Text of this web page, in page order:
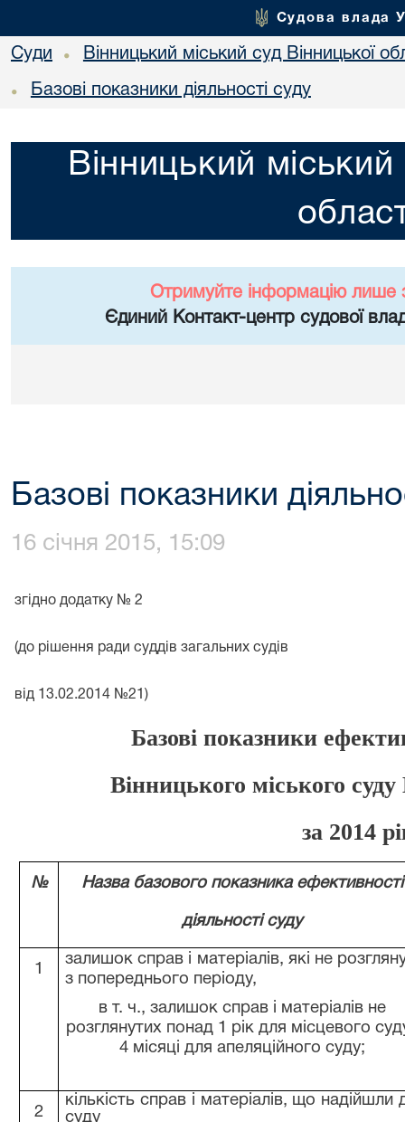
Судова влада
Суди • Вінницький міський суд Вінницької
• Базові показники діяльності суду
Вінницький міський
Отримуйте інформацію лише
Єдиний Контакт-центр судової
Базові показники
16 січня 2015, 15:09
згідно додатку № 2
(до рішення ради суддів загальних судів
від 13.02.2014 №21)
Базові показники
Вінницького міського суду
за 2014
№ Назва базового показника ефективності
діяльності суду
1
залишок справ і матеріалів, які не
з попереднього періоду,
в т. ч., залишок справ і матеріалів не
розглянутих понад 1 рік для місцевого
4 місяці для апеляційного суду;
2
кількість справ і матеріалів, що надійшли
суду